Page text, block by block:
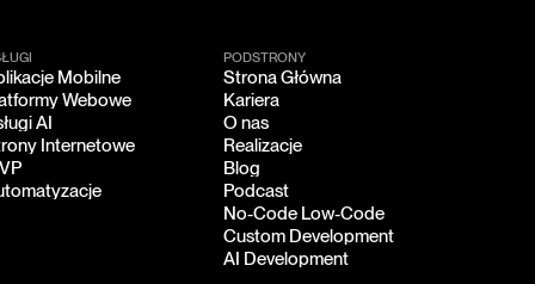
Mobilne
Mobilne
Webowe
Webowe
AI
AI
Internetowe
Internetowe
PODSTRONY
Strona Główna
Strona Główna
Kariera
Kariera
O nas
O nas
Realizacje
Realizacje
Blog
Blog
Podcast
Podcast
No-Code Low-Code
No-Code Low-Code
Custom Development
Custom Development
AI Development